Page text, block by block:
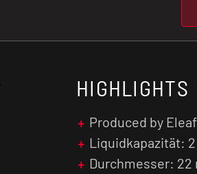
HIGHLIGHTS
Produced by Eleaf
Liquidkapazität:
Durchmesser: 22